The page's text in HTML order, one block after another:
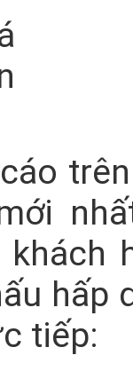
hấp
tiếp: